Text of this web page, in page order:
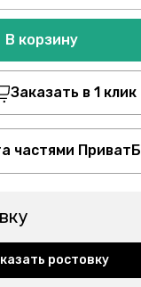
В корзину
Заказать в 1 клик
частями
ростовку